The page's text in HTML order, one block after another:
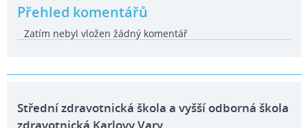
Přehled komentářů
Zatím nebyl vložen žádný komentář
Střední zdravotnická škola a vyšší odborná škola